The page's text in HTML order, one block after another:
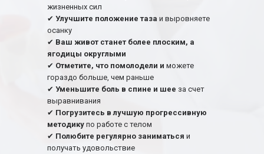
жизненных сил
✔ Улучшите положение таза и выровняете
осанку
✔ Ваш живот станет более плоским, а
ягодицы округлыми
✔ Отметите, что помолодели и можете
гораздо больше, чем раньше
✔ Уменьшите боль в спине и шее за счет
выравнивания
✔ Погрузитесь в лучшую прогрессивную
методикупо работе с телом
✔ Полюбите регулярно заниматься и
получать удовольствие